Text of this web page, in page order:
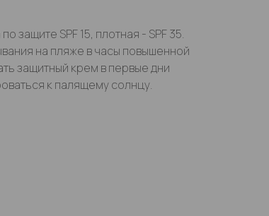
защите SPF 15, плотная - SPF 35.
на пляже в часы повышенной
защитный крем в первые дни
к палящему солнцу.